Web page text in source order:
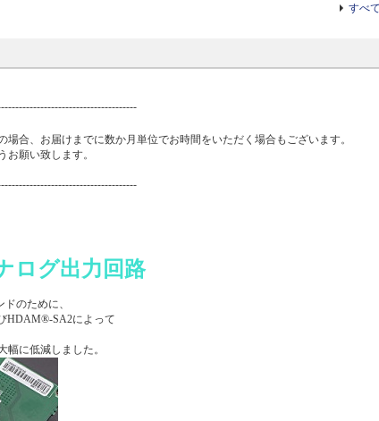
すべ
合、お届けまでに数か月単位でお時間をいただく場合もございます。
願い致します。
ログ出力回路
のために、
HDAM®-SA2によって
に低減しました。